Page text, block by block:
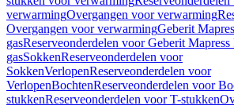
verwarmingOvergangen voor verwarming
Overgangen voor verwarmingGeberit
gasReserveonderdelen voor Geberit Mapress
gasSokkenReserveonderdelen voor
SokkenVerlopenReserveonderdelen voor
VerlopenBochtenReserveonderdelen voor
stukkenReserveonderdelen voor T-stukken